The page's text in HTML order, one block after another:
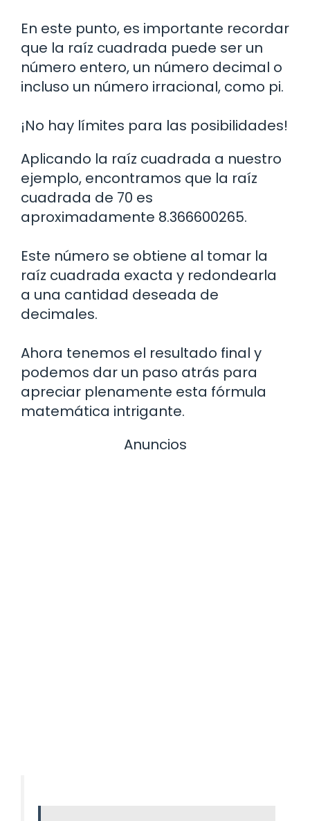
En este punto, es importante recordar
que la raíz cuadrada puede ser un
número entero, un número decimal o
incluso un número irracional, como pi.
¡No hay límites para las posibilidades!
Aplicando la raíz cuadrada a nuestro
ejemplo, encontramos que la raíz
cuadrada de 70 es
aproximadamente 8.366600265.
Este número se obtiene al tomar la
raíz cuadrada exacta y redondearla
a una cantidad deseada de
decimales.
Ahora tenemos el resultado final y
podemos dar un paso atrás para
apreciar plenamente esta fórmula
matemática intrigante.
Anuncios